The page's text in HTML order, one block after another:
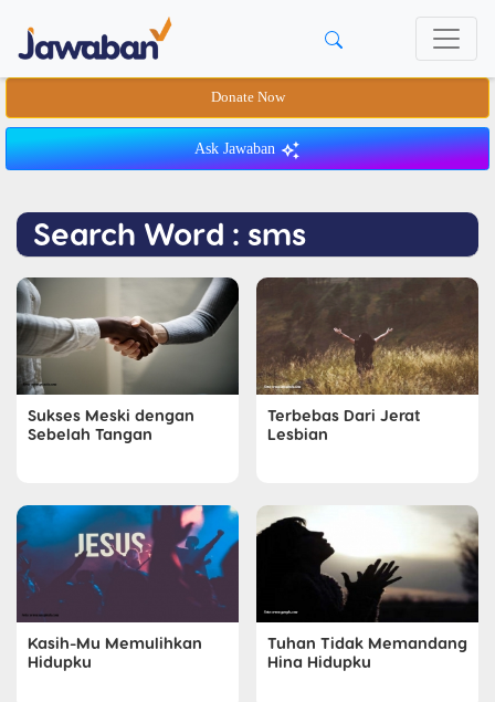
Donate Now
Ask Jawaban
Search Word : sms
Sukses Meski dengan
Sebelah Tangan
Terbebas Dari Jerat
Lesbian
Kasih-Mu Memulihkan
Hidupku
Tuhan Tidak Memandang
Hina Hidupku